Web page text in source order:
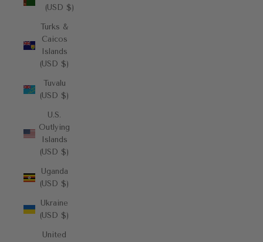
(USD $)
Turks &
Caicos
Islands
(USD $)
Tuvalu
(USD $)
U.S.
Outlying
Islands
(USD $)
Uganda
(USD $)
Ukraine
(USD $)
United